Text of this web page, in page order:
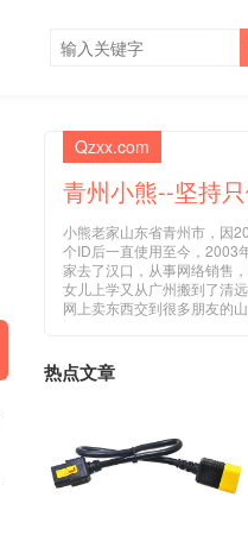
Qzxx.com
青州小熊--坚持
小熊老家山东省青州市，因
个ID后一直使用至今，2003
家去了汉口，从事网络销售
女儿上学又从广州搬到了清
网上卖东西交到很多朋友的山
热点文章